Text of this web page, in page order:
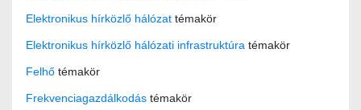
Elektronikus hírközlő hálózat témakör
Elektronikus hírközlő hálózati infrastruktúra témakör
Felhő témakör
Frekvenciagazdálkodás témakör